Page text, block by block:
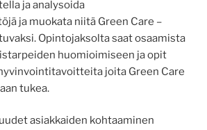
ja analysoida
ja muokata niitä Green Care –
Opintojaksolta saat osaamista
huomioimiseen ja opit
joita Green Care
tukea.
asiakkaiden kohtaaminen